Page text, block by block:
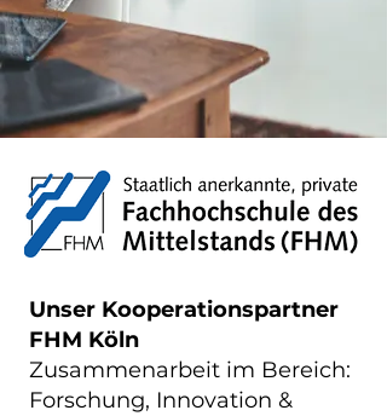
Unser Kooperationspartner
FHM Köln
Zusammenarbeit im Bereich:
Forschung, Innovation &